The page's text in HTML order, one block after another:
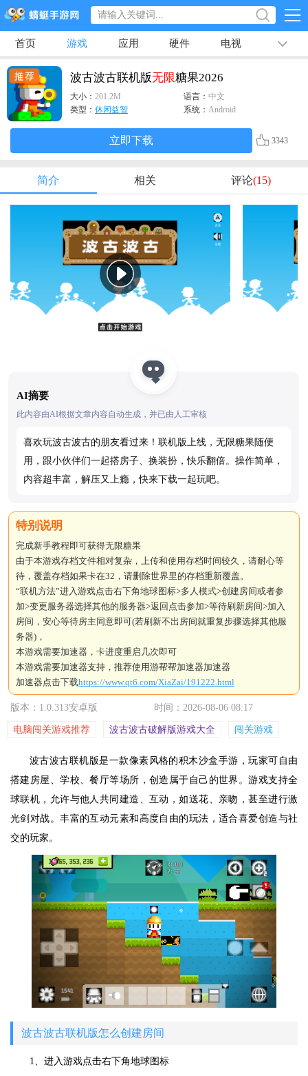
首页 游戏 应用 硬件 电视 排行榜
专题
波古波古联机版无限糖果2026
大小： 201.2M 语言： 中文
类型： 休闲益智 系统： Android
立即下载 3343
简介 相关 评论(15)
AI摘要
此内容由AI根据文章内容自动生成，并已由人工审核
喜欢玩波古波古的朋友看过来！联机版上线，无限糖果随便
用，跟小伙伴们一起搭房子、换装扮，快乐翻倍。操作简单，
内容超丰富，解压又上瘾，快来下载一起玩吧。
完成新手教程即可获得无限糖果
由于本游戏存档文件相对复杂，上传和使用存档时间较久，请耐心等
待，覆盖存档如果卡在32，请删除世界里的存档重新覆盖。
“联机方法”进入游戏点击右下角地球图标>多人模式>创建房间或者参
加>变更服务器选择其他的服务器>返回点击参加>等待刷新房间>加入
房间，安心等待房主同意即可(若刷新不出房间就重复步骤选择其他服
务器)，
本游戏需要加速器，卡进度重启几次即可
本游戏需要加速器支持，推荐使用游帮帮加速器加速器
加速器点击下载https://www.qt6.com/XiaZai/191222.html
版本：1.0.313安卓版 时间：2026-08-06 08:17
电脑闯关游戏推荐 波古波古破解版游戏大全 闯关游戏
波古波古联机版是一款像素风格的积木沙盒手游，玩家可自由
搭建房屋、学校、餐厅等场所，创造属于自己的世界。游戏支持全
球联机，允许与他人共同建造、互动，如送花、亲吻，甚至进行激
光剑对战。丰富的互动元素和高度自由的玩法，适合喜爱创造与社
交的玩家。
波古波古联机版怎么创建房间
1、进入游戏点击右下角地球图标